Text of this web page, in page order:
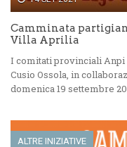
Camminata
Villa Aprilia
I comitati provinciali Anpi
Cusio Ossola, in
domenica 19 settembre
ALTRE INIZIATIVE